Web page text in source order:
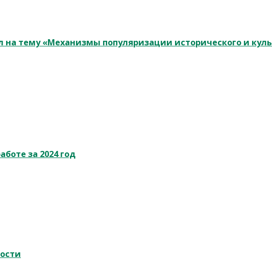
на тему «Механизмы популяризации исторического и
за 2024 год